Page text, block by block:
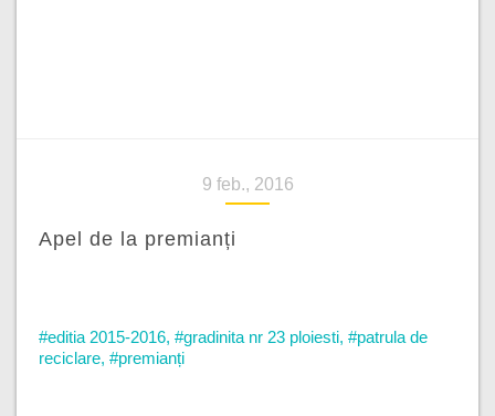
9 feb., 2016
Apel de la premianți
#editia 2015-2016, #gradinita nr 23 ploiesti, #patrula de
reciclare, #premianți